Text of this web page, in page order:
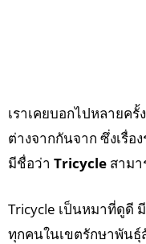
เราเคยบอกไปหลายค
ต่างจากกันจาก ซึ่งเรื่อ
มีชื่อว่า Tricycle สามา
Tricycle เป็นหมาที่ดูดี
ทุกคนในเขตรักษาพันธุ์